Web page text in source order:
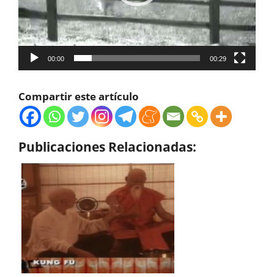
00:00 00:29
Compartir este artículo
Publicaciones Relacionadas: